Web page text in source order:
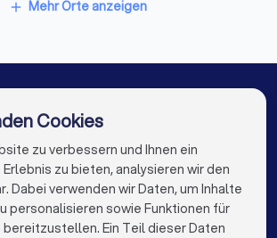
Klimatechniker in Eschwege
in Kaufungen
in Eisenach (Thüringen)
Berlin
Klimatechniker in Hamburg
München
Klimatechniker in Köln
add Mehr Orte anzeigen
für Sie
Cookies
zu verbessern und Ihnen ein
zu bieten, analysieren wir den
Dabei verwenden wir Daten, um Inhalte
personalisieren sowie Funktionen für
Ein Teil dieser Daten